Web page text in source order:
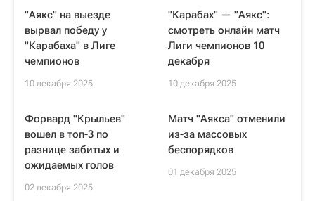
"Аякс" на выезде
вырвал победу у
"Карабаха" в Лиге
чемпионов
10 декабря 2025
"Карабах" — "Аякс":
смотреть онлайн матч
Лиги чемпионов 10
декабря
10 декабря 2025
Форвард "Крыльев"
вошел в топ-3 по
разнице забитых и
ожидаемых голов
02 декабря 2025
Матч "Аякса" отменили
из-за массовых
беспорядков
01 декабря 2025